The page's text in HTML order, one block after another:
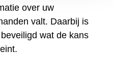
over uw
valt. Daarbij is
wat de kans